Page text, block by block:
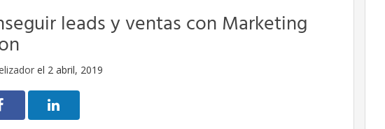
leads y ventas con Marketing
el 2 abril, 2019